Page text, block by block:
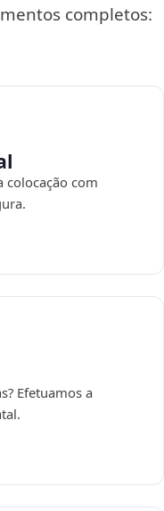
completos:
colocação com
Efetuamos a